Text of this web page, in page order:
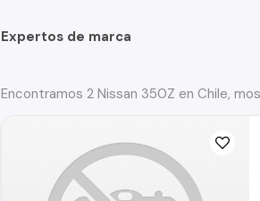
Expertos de marca
Encontramos 2 Nissan 350Z en Chile,